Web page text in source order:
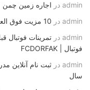
admin در اجاره زمین
admin در 10 مزیت فوق العاده ورزش کردن | درفک البرز
admin در تمرینات فوتبال
فوتبال | FCDORFAK
admin در
سال